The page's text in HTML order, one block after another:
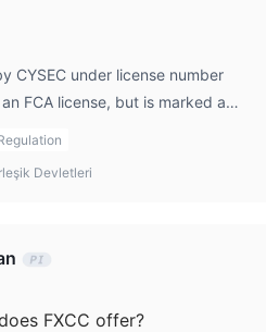
CYSEC under license number
FCA license, but is marked as
Devletleri
FXCC offer?